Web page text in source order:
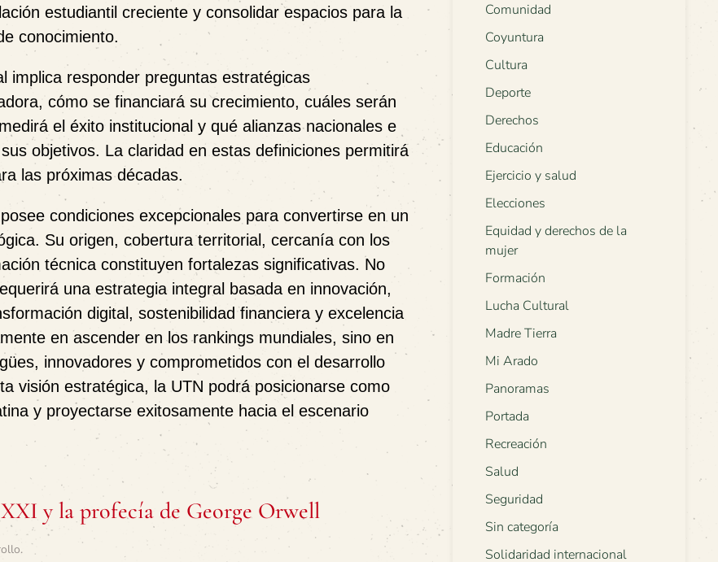
estudiantil creciente y consolidar espacios para la
conocimiento.
implica responder preguntas estratégicas
cómo se financiará su crecimiento, cuáles serán
el éxito institucional y qué alianzas nacionales e
objetivos. La claridad en estas definiciones permitirá
las próximas décadas.
condiciones excepcionales para convertirse en un
Su origen, cobertura territorial, cercanía con los
técnica constituyen fortalezas significativas. No
una estrategia integral basada en innovación,
digital, sostenibilidad financiera y excelencia
en ascender en los rankings mundiales, sino en
innovadores y comprometidos con el desarrollo
visión estratégica, la UTN podrá posicionarse como
y proyectarse exitosamente hacia el escenario
y la profecía de George Orwell
.
Comunidad
Coyuntura
Cultura
Deporte
Derechos
Educación
Ejercicio y salud
Elecciones
Equidad y derechos de la
mujer
Formación
Lucha Cultural
Madre Tierra
Mi Arado
Panoramas
Portada
Recreación
Salud
Seguridad
Sin categoría
Solidaridad internacional